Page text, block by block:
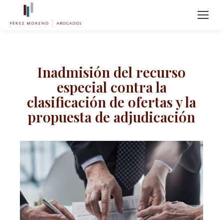
Inadmisión del recurso
especial contra la
clasificación de ofertas y la
propuesta de adjudicación